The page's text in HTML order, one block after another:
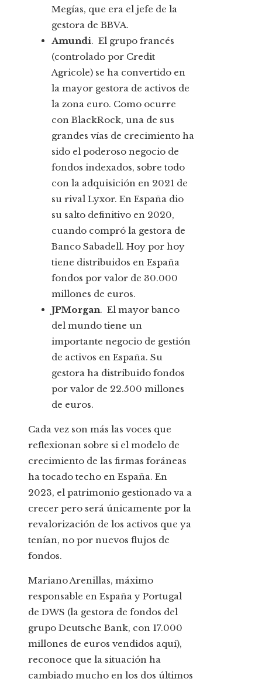
Megías, que era el jefe de la
gestora de BBVA.
Amundi. El grupo francés
(controlado por Credit
Agricole) se ha convertido en
la mayor gestora de activos de
la zona euro. Como ocurre
con BlackRock, una de sus
grandes vías de crecimiento ha
sido el poderoso negocio de
fondos indexados, sobre todo
con la adquisición en 2021 de
su rival Lyxor. En España dio
su salto definitivo en 2020,
cuando compró la gestora de
Banco Sabadell. Hoy por hoy
tiene distribuidos en España
fondos por valor de 30.000
millones de euros.
JPMorgan. El mayor banco
del mundo tiene un
importante negocio de gestión
de activos en España. Su
gestora ha distribuido fondos
por valor de 22.500 millones
de euros.
Cada vez son más las voces que
reflexionan sobre si el modelo de
crecimiento de las firmas foráneas
ha tocado techo en España. En
2023, el patrimonio gestionado va a
crecer pero será únicamente por la
revalorización de los activos que ya
tenían, no por nuevos flujos de
fondos.
Mariano Arenillas, máximo
responsable en España y Portugal
de DWS (la gestora de fondos del
grupo Deutsche Bank, con 17.000
millones de euros vendidos aquí),
reconoce que la situación ha
cambiado mucho en los dos últimos